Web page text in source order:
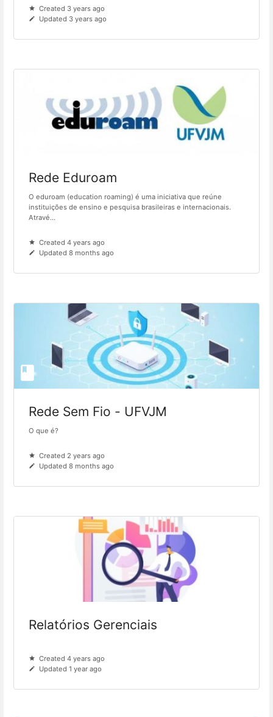
Created 3 years ago
Updated 3 years ago
Rede Eduroam
O eduroam (education roaming) é uma iniciativa que reúne
instituições de ensino e pesquisa brasileiras e internacionais.
Atravé...
Created 4 years ago
Updated 8 months ago
Rede Sem Fio - UFVJM
O que é?
Created 2 years ago
Updated 8 months ago
Relatórios Gerenciais
Created 4 years ago
Updated 1 year ago